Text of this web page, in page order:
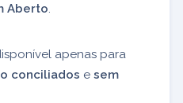
Aberto
apenas para
conciliados e sem